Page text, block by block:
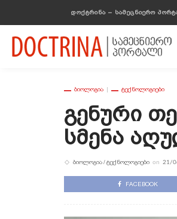
ᲓᲝᲥᲢᲠᲘᲜᲐ – ᲡᲐᲛᲔᲪᲜᲘᲔᲠᲝ
ᲑᲘᲝᲚᲝᲒᲘᲐ ᲢᲔᲥᲜᲝᲚᲝᲒᲘᲔᲑᲘ
Გენური
Სმენა
ᲑᲘᲝᲚᲝᲒᲘᲐ ᲢᲔᲥᲜᲝᲚᲝᲒᲘᲔᲑᲘ on 21/
FACEBOOK